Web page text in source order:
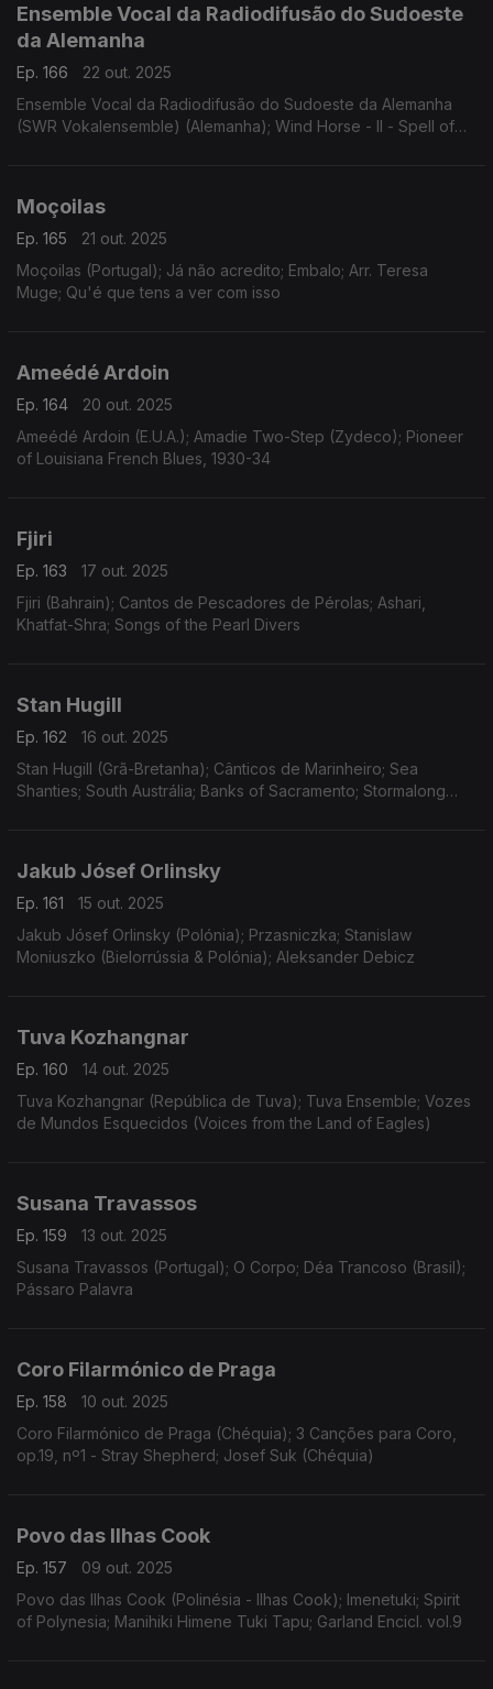
Ensemble Vocal da Radiodifusão do Sudoeste
da Alemanha
Ep. 166
22 out. 2025
Ensemble Vocal da Radiodifusão do Sudoeste da Alemanha
(SWR Vokalensemble) (Alemanha); Wind Horse - II - Spell of
Moçoilas
Ep. 165
21 out. 2025
Moçoilas (Portugal); Já não acredito; Embalo; Arr. Teresa
Muge; Qu'é que tens a ver com isso
Ameédé Ardoin
Ep. 164
20 out. 2025
Ameédé Ardoin (E.U.A.); Amadie Two-Step (Zydeco); Pioneer
of Louisiana French Blues, 1930-34
Fjiri
Ep. 163
17 out. 2025
Fjiri (Bahrain); Cantos de Pescadores de Pérolas; Ashari,
Khatfat-Shra; Songs of the Pearl Divers
Stan Hugill
Ep. 162
16 out. 2025
Stan Hugill (Grã-Bretanha); Cânticos de Marinheiro; Sea
Shanties; South Austrália; Banks of Sacramento; Stormalong
Jakub Jósef Orlinsky
Ep. 161
15 out. 2025
Jakub Jósef Orlinsky (Polónia); Przasniczka; Stanislaw
Moniuszko (Bielorrússia & Polónia); Aleksander Debicz
Tuva Kozhangnar
Ep. 160
14 out. 2025
Tuva Kozhangnar (República de Tuva); Tuva Ensemble; Vozes
de Mundos Esquecidos (Voices from the Land of Eagles)
Susana Travassos
Ep. 159
13 out. 2025
Susana Travassos (Portugal); O Corpo; Déa Trancoso (Brasil);
Pássaro Palavra
Coro Filarmónico de Praga
Ep. 158
10 out. 2025
Coro Filarmónico de Praga (Chéquia); 3 Canções para Coro,
op.19, nº1 - Stray Shepherd; Josef Suk (Chéquia)
Povo das Ilhas Cook
Ep. 157
09 out. 2025
Povo das Ilhas Cook (Polinésia - Ilhas Cook); Imenetuki; Spirit
of Polynesia; Manihiki Himene Tuki Tapu; Garland Encicl. vol.9